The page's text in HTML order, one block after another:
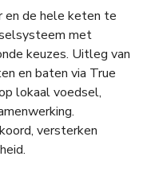
en de hele keten te
met
keuzes. Uitleg van
en baten via True
lokaal voedsel,
versterken